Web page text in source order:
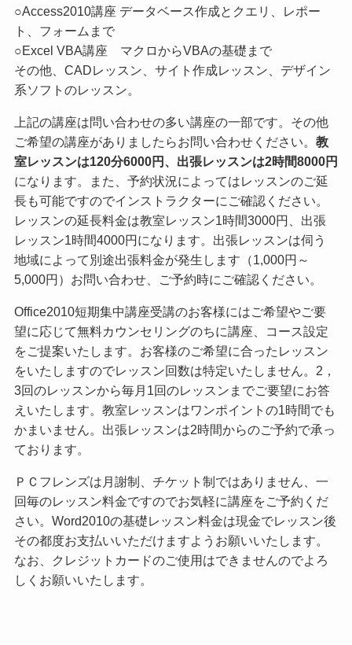
○Access2010講座 データベース作成とクエリ、レポー
ト、フォームまで
○Excel VBA講座 マクロからVBAの基礎まで
その他、CADレッスン、サイト作成レッスン、デザイン
系ソフトのレッスン。
上記の講座は問い合わせの多い講座の一部です。その他
ご希望の講座がありましたらお問い合わせください。 教
室レッスンは120分6000円、出張レッスンは2時間8000円
になります。また、予約状況によってはレッスンのご延
長も可能ですのでインストラクターにご確認ください。
レッスンの延長料金は教室レッスン1時間3000円、出張
レッスン1時間4000円になります。出張レッスンは伺う
地域によって別途出張料金が発生します（1,000円～
5,000円）お問い合わせ、ご予約時にご確認ください。
Office2010短期集中講座受講のお客様にはご希望やご要
望に応じて無料カウンセリングのちに講座、コース設定
をご提案いたします。お客様のご希望に合ったレッスン
をいたしますのでレッスン回数は特定いたしません。2，
3回のレッスンから毎月1回のレッスンまでご要望にお答
えいたします。教室レッスンはワンポイントの1時間でも
かまいません。出張レッスンは2時間からのご予約で承っ
ております。
ＰＣフレンズは月謝制、チケット制ではありません、一
回毎のレッスン料金ですのでお気軽に講座をご予約くだ
さい。Word2010の基礎レッスン料金は現金でレッスン後
その都度お支払いいただけますようお願いいたします。
なお、クレジットカードのご使用はできませんのでよろ
しくお願いいたします。